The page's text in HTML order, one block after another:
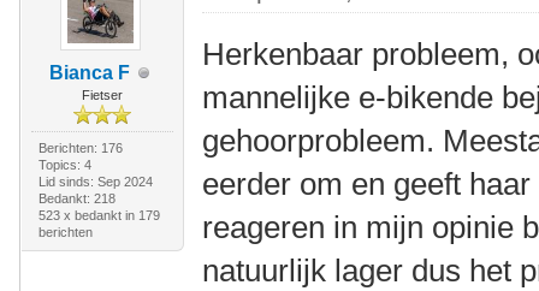
Bianca F
Fietser
Berichten: 176
Topics: 4
Lid sinds: Sep 2024
Bedankt: 218
523 x bedankt in 179
berichten
Herkenbaar probleem,
mannelijke e-bikende
gehoorprobleem.
eerder om en geeft
reageren in mijn opinie
natuurlijk lager dus het